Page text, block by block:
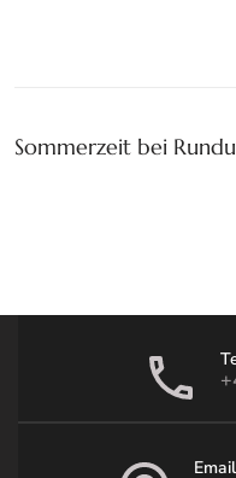
Sommerzeit bei
Email